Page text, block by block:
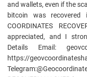
and wallets, even if the
bitcoin was
COORDINATES
appreciated, and I
Details Email:
https://